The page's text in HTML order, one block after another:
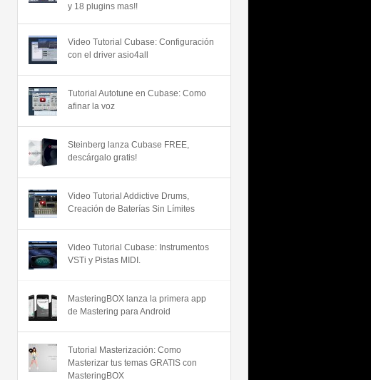
y 18 plugins mas!!
Video Tutorial Cubase: Configuración
con el driver asio4all
Tutorial Autotune en Cubase: Como
afinar la voz
Steinberg lanza Cubase FREE,
descárgalo gratis!
Video Tutorial Addictive Drums,
Creación de Baterías Sin Límites
Video Tutorial Cubase: Instrumentos
VSTi y Pistas MIDI.
MasteringBOX lanza la primera app
de Mastering para Android
Tutorial Masterización: Como
Masterizar tus temas GRATIS con
MasteringBOX